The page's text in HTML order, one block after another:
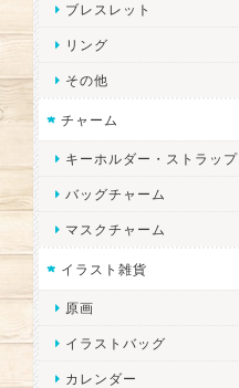
ブレスレット
リング
その他
チャーム
キーホルダー・ストラップ
バッグチャーム
マスクチャーム
イラスト雑貨
原画
イラストバッグ
カレンダー